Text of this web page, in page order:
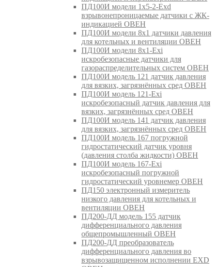
ПД100И модели 1х5-2-Exd
взрывонепроницаемые датчики с ЖК-
индикацией ОВЕН
ПД100И модели 8х1 датчики давления
для котельных и вентиляции ОВЕН
ПД100И модели 8х1-Exi
искробезопасные датчики для
газораспределительных систем ОВЕН
ПД100И модель 121 датчик давления
для вязких, загрязнённых сред ОВЕН
ПД100И модель 121-Exi
искробезопасный датчик давления для
вязких, загрязнённых сред ОВЕН
ПД100И модель 141 датчик давления
для вязких, загрязнённых сред ОВЕН
ПД100И модель 167 погружной
гидростатический датчик уровня
(давления столба жидкости) ОВЕН
ПД100И модель 167-Exi
искробезопасный погружной
гидростатический уровнемер ОВЕН
ПД150 электронный измеритель
низкого давления для котельных и
вентиляции ОВЕН
ПД200-ДД модель 155 датчик
дифференциального давления
общепромышленный ОВЕН
ПД200-ДД преобразователь
дифференциального давления во
взрывозащищенном исполнении EXD